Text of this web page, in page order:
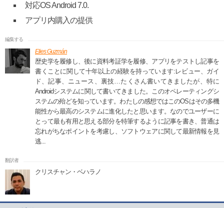
対応OS Android 7.0.
アプリ内購入の提供
Elies Guzmán
歴史学を履修し、後に資料考証学を履修、アプリをテストし記事を
書くことに関して十年以上の経験を持っています:レビュー、ガイ
ド、記事、ニュース、裏技…たくさん書いてきましたが、特に
Androidシステムに関して書いてきました。このオペレーティングシ
ステムの殆どを知っています。わたしの感想ではこのOSはその多機
能性から最高のシステムに進化したと思います。なのでユーザーに
とって最も有用と思える部分を特筆するように記事を書き、普通は
忘れがちなポイントを考慮し、ソフトウェアに関して最新情報を見
逃...
クリスチャン・ベハラノ